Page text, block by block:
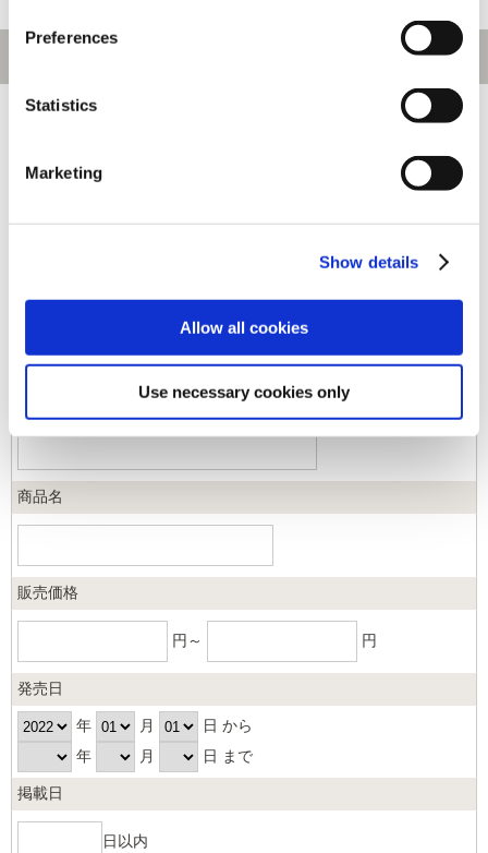
Preferences
Statistics
Marketing
Show details
Allow all cookies
Use necessary cookies only
キーワード
商品名
販売価格
円～ 円
発売日
年 月
日 から
年
月 日 まで
掲載日
日以内